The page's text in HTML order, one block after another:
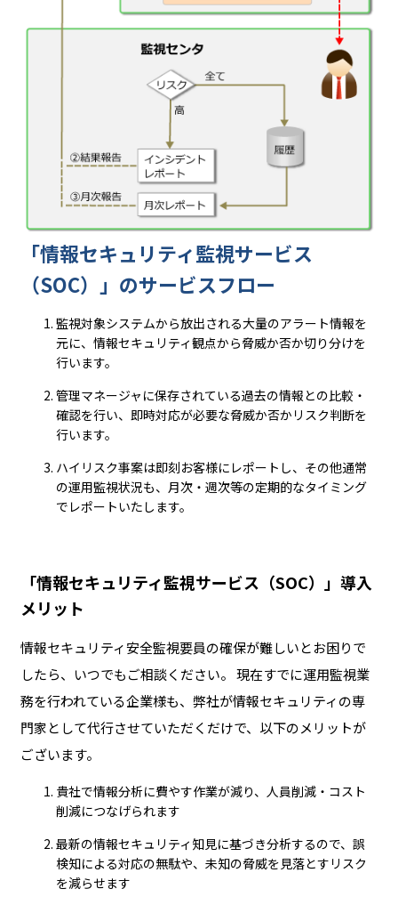
「情報セキュリティ監視サービス
（SOC）」のサービスフロー
監視対象システムから放出される大量のアラート情報を
元に、情報セキュリティ観点から脅威か否か切り分けを
行います。
管理マネージャに保存されている過去の情報との比較・
確認を行い、即時対応が必要な脅威か否かリスク判断を
行います。
ハイリスク事案は即刻お客様にレポートし、その他通常
の運用監視状況も、月次・週次等の定期的なタイミング
でレポートいたします。
「情報セキュリティ監視サービス（SOC）」導入
メリット
情報セキュリティ安全監視要員の確保が難しいとお困りで
したら、いつでもご相談ください。 現在すでに運用監視業
務を行われている企業様も、弊社が情報セキュリティの専
門家として代行させていただくだけで、以下のメリットが
ございます。
貴社で情報分析に費やす作業が減り、人員削減・コスト
削減につなげられます
最新の情報セキュリティ知見に基づき分析するので、誤
検知による対応の無駄や、未知の脅威を見落とすリスク
を減らせます